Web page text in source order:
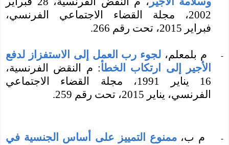
2002، مجلة
القضاء الاجتماعي الفرنسي،
فبراير 2015، تحت رقم 266.
- م بلمعلم، لجوء رب العمل إلى الاستفزاز لدفع
الأجير إلى ارتكاب الخطأ: م النقض الفرنسية،
16 يناير 1991،
مجلة القضاء الاجتماعي
الفرنسي، يناير 2015، تحت رقم 259.
- م ب،ممنوع التمييز على أساس الجنسية في